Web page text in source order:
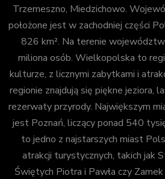
Trzemeszno, Miedzichowo.
położone jest w zachodniej części
826 km². Na terenie
miliona osób. Wielkopolska to
kulturze, z licznymi zabytkami i
regionie znajdują się piękne jeziora,
rezerwaty przyrody. Największym
jest Poznań, liczący ponad 540
to jedno z najstarszych miast
atrakcji turystycznych, takich jak
Świętych Piotra i Pawła czy